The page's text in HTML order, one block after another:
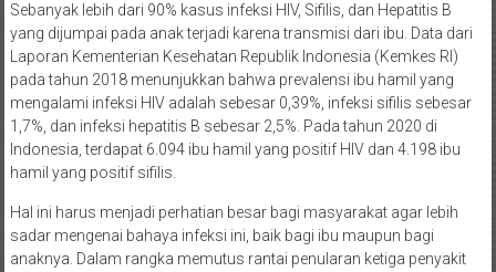
Sebanyak lebih dari 90% kasus infeksi HIV, Sifilis, dan Hepatitis B
yang dijumpai pada anak terjadi karena transmisi dari ibu. Data dari
Laporan Kementerian Kesehatan Republik Indonesia (Kemkes RI)
pada tahun 2018 menunjukkan bahwa prevalensi ibu hamil yang
mengalami infeksi HIV adalah sebesar 0,39%, infeksi sifilis sebesar
1,7%, dan infeksi hepatitis B sebesar 2,5%. Pada tahun 2020 di
Indonesia, terdapat 6.094 ibu hamil yang positif HIV dan 4.198 ibu
hamil yang positif sifilis.
Hal ini harus menjadi perhatian besar bagi masyarakat agar lebih
sadar mengenai bahaya infeksi ini, baik bagi ibu maupun bagi
anaknya. Dalam rangka memutus rantai penularan ketiga penyakit